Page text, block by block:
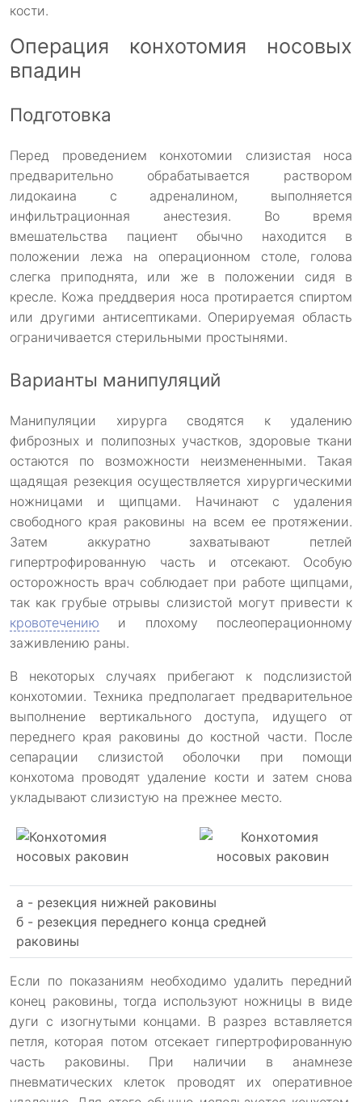
кости.
Операция конхотомия носовых
впадин
Подготовка
Перед проведением конхотомии слизистая носа
предварительно обрабатывается раствором
лидокаина с адреналином, выполняется
инфильтрационная анестезия. Во время
вмешательства пациент обычно находится в
положении лежа на операционном столе, голова
слегка приподнята, или же в положении сидя в
кресле. Кожа преддверия носа протирается спиртом
или другими антисептиками. Оперируемая область
ограничивается стерильными простынями.
Варианты манипуляций
Манипуляции хирурга сводятся к удалению
фиброзных и полипозных участков, здоровые ткани
остаются по возможности неизмененными. Такая
щадящая резекция осуществляется хирургическими
ножницами и щипцами. Начинают с удаления
свободного края раковины на всем ее протяжении.
Затем аккуратно захватывают петлей
гипертрофированную часть и отсекают. Особую
осторожность врач соблюдает при работе щипцами,
так как грубые отрывы слизистой могут привести к
кровотечению и плохому послеоперационному
заживлению раны.
В некоторых случаях прибегают к подслизистой
конхотомии. Техника предполагает предварительное
выполнение вертикального доступа, идущего от
переднего края раковины до костной части. После
сепарации слизистой оболочки при помощи
конхотома проводят удаление кости и затем снова
укладывают слизистую на прежнее место.
а - резекция нижней раковины
б - резекция переднего конца средней
раковины
Если по показаниям необходимо удалить передний
конец раковины, тогда используют ножницы в виде
дуги с изогнутыми концами. В разрез вставляется
петля, которая потом отсекает гипертрофированную
часть раковины. При наличии в анамнезе
пневматических клеток проводят их оперативное